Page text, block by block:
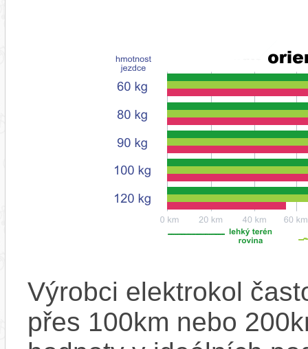
Výrobci elektrokol
přes 100km nebo